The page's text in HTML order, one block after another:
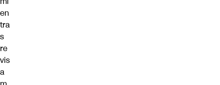
en
tra
s
re
vis
a